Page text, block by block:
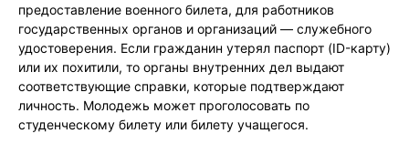
предоставление военного билета, для работников
государственных органов и организаций — служебного
удостоверения. Если гражданин утерял паспорт (ID-карту)
или их похитили, то органы внутренних дел выдают
соответствующие справки, которые подтверждают
личность. Молодежь может проголосовать по
студенческому билету или билету учащегося.